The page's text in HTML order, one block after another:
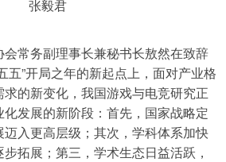
张毅君
常务副理事长兼秘书长敖然在致辞
五”开局之年的新起点上，面对产业格
的新变化，我国游戏与电竞研究正
发展的新阶段：首先，国家战略定
入更高层级；其次，学科体系加快
拓展；第三，学术生态日益活跃，